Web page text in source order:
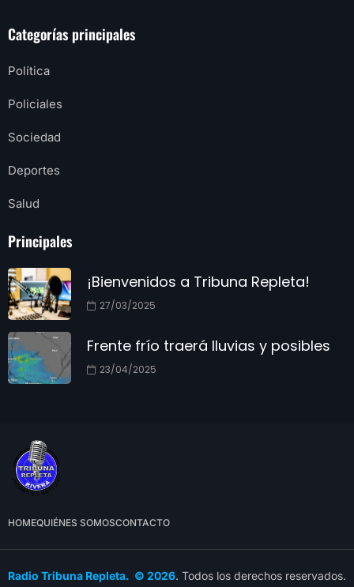
Categorías principales
Política
Policiales
Sociedad
Deportes
Salud
Principales
¡Bienvenidos a Tribuna Repleta!
27/03/2025
Frente frío traerá lluvias y posibles
23/04/2025
HOMEQUIÉNES SOMOSCONTACTO
Radio Tribuna Repleta. © 2026. Todos los derechos reservados.